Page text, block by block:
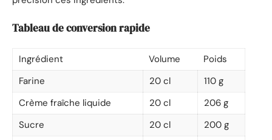
Tableau de conversion rapide
Ingrédient Volume
Poids
Farine
20 cl
110 g
Crème fraîche liquide
20 cl
206 g
Sucre
20 cl
200 g